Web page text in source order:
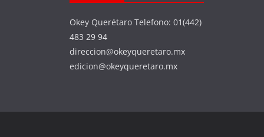
Okey Querétaro Telefono: 01(442)
483 29 94
direccion@okeyqueretaro.mx
edicion@okeyqueretaro.mx